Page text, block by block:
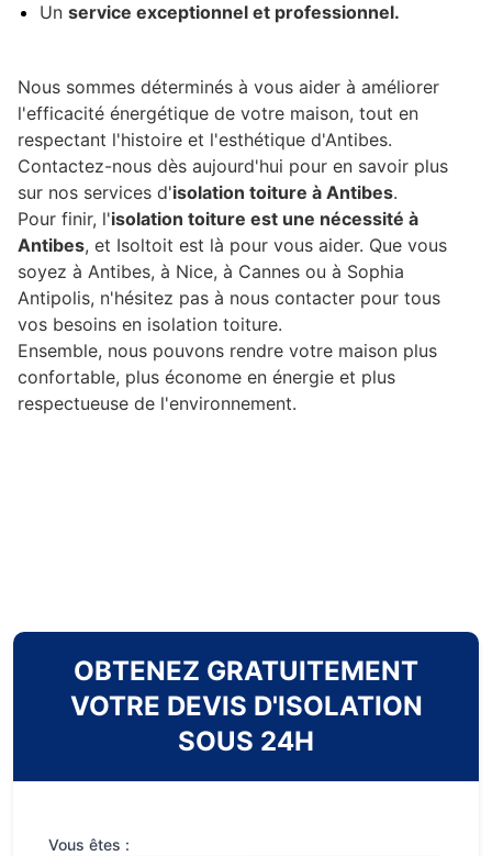
Un service exceptionnel et professionnel.
Nous sommes déterminés à vous aider à améliorer
l'efficacité énergétique de votre maison, tout en
respectant l'histoire et l'esthétique d'Antibes.
Contactez-nous dès aujourd'hui pour en savoir plus
sur nos services d'isolation toiture à Antibes.
Pour finir, l'isolation toiture est une nécessité à
Antibes, et Isoltoit est là pour vous aider. Que vous
soyez à Antibes, à Nice, à Cannes ou à Sophia
Antipolis, n'hésitez pas à nous contacter pour tous
vos besoins en isolation toiture.
Ensemble, nous pouvons rendre votre maison plus
confortable, plus économe en énergie et plus
respectueuse de l'environnement.
OBTENEZ GRATUITEMENT
VOTRE DEVIS D'ISOLATION
SOUS 24H
Vous êtes :